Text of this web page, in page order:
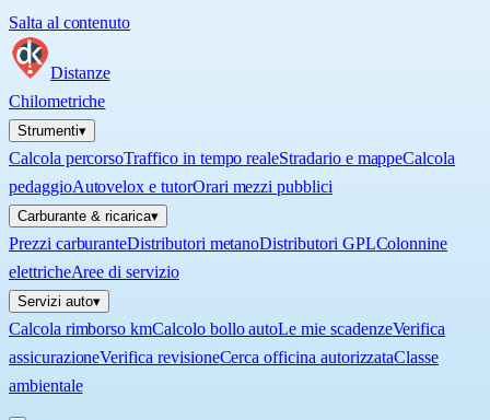
Salta al contenuto
Distanze
Chilometriche
Strumenti▾
Calcola percorsoTraffico in tempo realeStradario e mappeCalcola
pedaggioAutovelox e tutorOrari mezzi pubblici
Carburante & ricarica▾
Prezzi carburanteDistributori metanoDistributori GPLColonnine
elettricheAree di servizio
Servizi auto▾
Calcola rimborso kmCalcolo bollo autoLe mie scadenzeVerifica
assicurazioneVerifica revisioneCerca officina autorizzataClasse
ambientale